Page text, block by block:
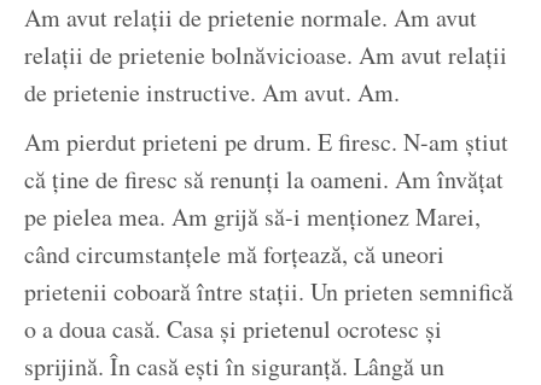
Am avut relații de prietenie normale. Am avut
relații de prietenie bolnăvicioase. Am avut relații
de prietenie instructive. Am avut. Am.
Am pierdut prieteni pe drum. E firesc. N-am știut
că ține de firesc să renunți la oameni. Am învățat
pe pielea mea. Am grijă să-i menționez Marei,
când circumstanțele mă forțează, că uneori
prietenii coboară între stații. Un prieten semnifică
o a doua casă. Casa și prietenul ocrotesc și
sprijină. În casă ești în siguranță. Lângă un